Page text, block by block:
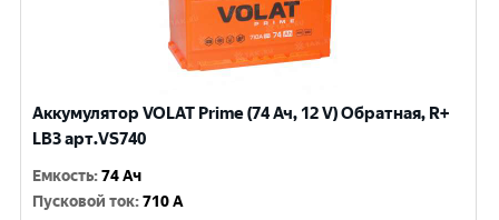
Аккумулятор VOLAT Prime (74 Ач, 12 V) Обратная, R+
LB3 арт.VS740
Емкость:74 Ач
Пусковой ток:710 A